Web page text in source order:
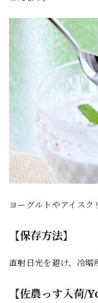
ヨーグルトやアイスク
【保存方法】
直射日光を避け、冷暗
【佐農っす入荷/